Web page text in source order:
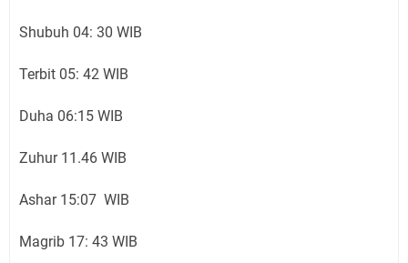
Shubuh 04: 30 WIB
Terbit 05: 42 WIB
Duha 06:15 WIB
Zuhur 11.46 WIB
Ashar 15:07 WIB
Magrib 17: 43 WIB